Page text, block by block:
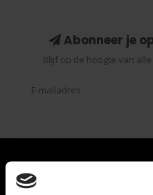
Abonneer je
Blijf op de hoogte van